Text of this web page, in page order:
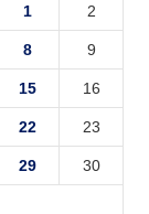
1 2
8 9
15 16
22 23
29 30